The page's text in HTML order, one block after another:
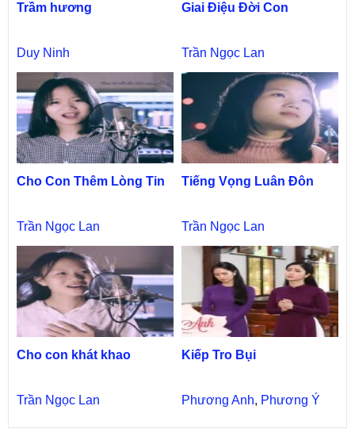
Trầm hương
Duy Ninh
Giai Điệu Đời Con
Trần Ngọc Lan
Cho Con Thêm Lòng Tin
Trần Ngọc Lan
Tiếng Vọng Luân Đôn
Trần Ngọc Lan
Cho con khát khao
Trần Ngọc Lan
Kiếp Tro Bụi
Phương Anh, Phương Ý